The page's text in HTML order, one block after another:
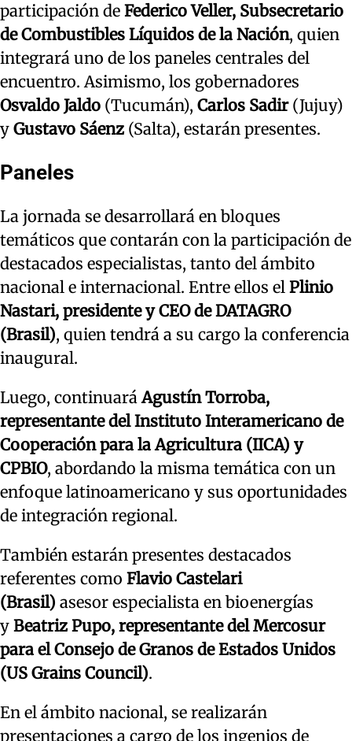
participación de Federico Veller, Subsecretario
de Combustibles Líquidos de la Nación, quien
integrará uno de los paneles centrales del
encuentro. Asimismo, los gobernadores
Osvaldo Jaldo (Tucumán), Carlos Sadir (Jujuy)
y Gustavo Sáenz(Salta), estarán presentes.
Paneles
La jornada se desarrollará en bloques
temáticos que contarán con la participación de
destacados especialistas, tanto del ámbito
nacional e internacional. Entre ellos el Plinio
Nastari, presidente y CEO de DATAGRO
(Brasil), quien tendrá a su cargo la conferencia
inaugural.
Luego, continuaráAgustín Torroba,
representante del Instituto Interamericano de
Cooperación para la Agricultura (IICA) y
CPBIO, abordando la misma temática con un
enfoque latinoamericano y sus oportunidades
de integración regional.
También estarán presentes destacados
referentes como Flavio Castelari
(Brasil) asesor especialista en bioenergías
y Beatriz Pupo, representante del Mercosur
para el Consejo de Granos de Estados Unidos
(US Grains Council).
En el ámbito nacional, se realizarán
presentaciones a cargo de los ingenios de